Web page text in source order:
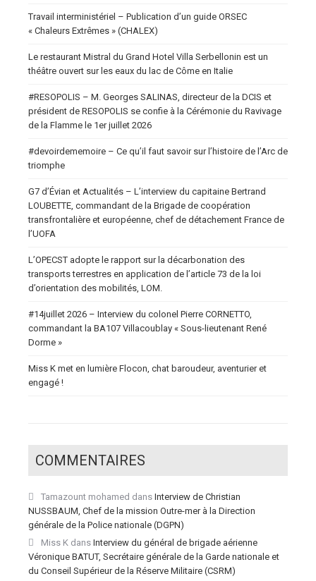
Travail interministériel – Publication d’un guide ORSEC
« Chaleurs Extrêmes » (CHALEX)
Le restaurant Mistral du Grand Hotel Villa Serbellonin est un
théâtre ouvert sur les eaux du lac de Côme en Italie
#RESOPOLIS – M. Georges SALINAS, directeur de la DCIS et
président de RESOPOLIS se confie à la Cérémonie du Ravivage
de la Flamme le 1er juillet 2026
#devoirdememoire – Ce qu’il faut savoir sur l’histoire de l’Arc de
triomphe
G7 d’Évian et Actualités – L’interview du capitaine Bertrand
LOUBETTE, commandant de la Brigade de coopération
transfrontalière et européenne, chef de détachement France de
l’UOFA
L’OPECST adopte le rapport sur la décarbonation des
transports terrestres en application de l’article 73 de la loi
d’orientation des mobilités, LOM.
#14juillet 2026 – Interview du colonel Pierre CORNETTO,
commandant la BA107 Villacoublay « Sous-lieutenant René
Dorme »
Miss K met en lumière Flocon, chat baroudeur, aventurier et
engagé !
COMMENTAIRES
Tamazount mohamed dans Interview de Christian
NUSSBAUM, Chef de la mission Outre-mer à la Direction
générale de la Police nationale (DGPN)
Miss K dans Interview du général de brigade aérienne
Véronique BATUT, Secrétaire générale de la Garde nationale et
du Conseil Supérieur de la Réserve Militaire (CSRM)